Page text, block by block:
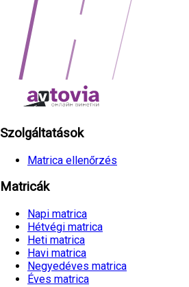
Szolgáltatások
Matrica ellenőrzés
Matricák
Napi matrica
Hétvégi matrica
Heti matrica
Havi matrica
Negyedéves matrica
Éves matrica